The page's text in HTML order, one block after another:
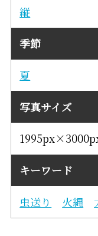
縦
季節
夏
写真サイズ
キーワード
虫送り 火縄